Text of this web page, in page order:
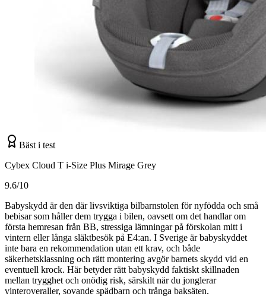
Bäst i test
Cybex Cloud T i-Size Plus Mirage Grey
9.6/10
Babyskydd är den där livsviktiga bilbarnstolen för nyfödda och små
bebisar som håller dem trygga i bilen, oavsett om det handlar om
första hemresan från BB, stressiga lämningar på förskolan mitt i
vintern eller långa släktbesök på E4:an. I Sverige är babyskyddet
inte bara en rekommendation utan ett krav, och både
säkerhetsklassning och rätt montering avgör barnets skydd vid en
eventuell krock. Här betyder rätt babyskydd faktiskt skillnaden
mellan trygghet och onödig risk, särskilt när du jonglerar
vinteroveraller, sovande spädbarn och trånga baksäten.